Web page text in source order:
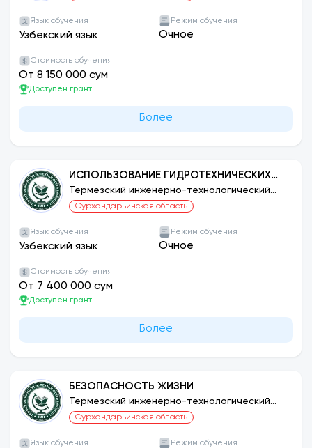
Язык обучения
Узбекский язык
Режим обучения
Очное
Стоимость обучения
От 8 150 000 сум
Доступен грант
Более
ИСПОЛЬЗОВАНИЕ ГИДРОТЕХНИЧЕСКИХ
СООРУЖЕНИЙ И НАСОСНЫХ СТАНЦИЙ
Термезский инженерно-технологический
институт
Сурхандарьинская область
Язык обучения
Узбекский язык
Режим обучения
Очное
Стоимость обучения
От 7 400 000 сум
Доступен грант
Более
БЕЗОПАСНОСТЬ ЖИЗНИ
Термезский инженерно-технологический
институт
Сурхандарьинская область
Язык обучения Режим обучения